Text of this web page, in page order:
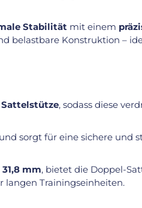
Stabilität mit einem
belastbare Konstruktion –
Sattelstütze, sodass diese
und sorgt für eine sichere und
mm, bietet die Doppel-
langen Trainingseinheiten.